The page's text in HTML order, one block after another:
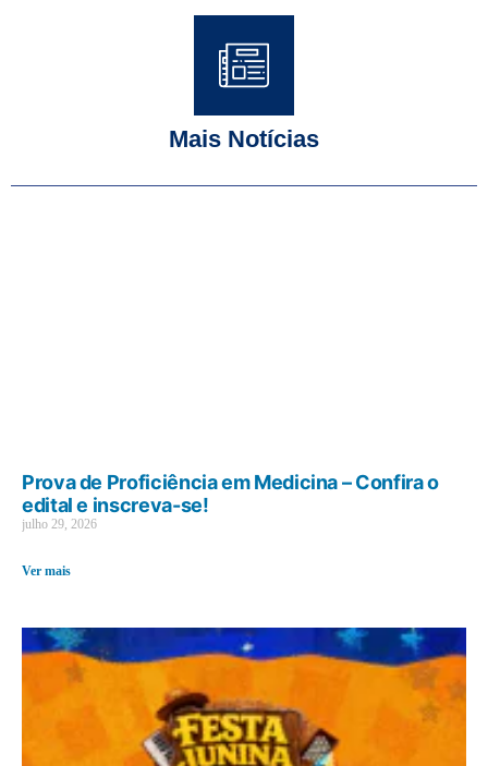
Mais Notícias
Prova de Proficiência em Medicina – Confira o
edital e inscreva-se!
julho 29, 2026
Ver mais